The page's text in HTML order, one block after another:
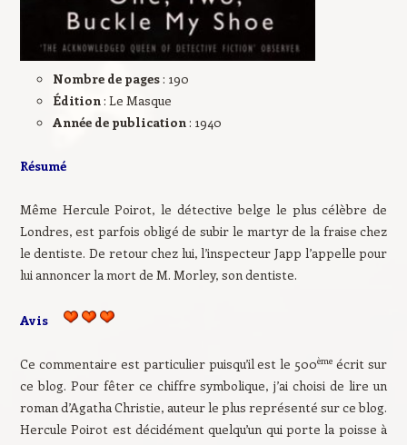
Nombre de pages: 190
Édition: Le Masque
Année de publication: 1940
Résumé
Même Hercule Poirot, le détective belge le plus célèbre de
Londres, est parfois obligé de subir le martyr de la fraise chez
le dentiste. De retour chez lui, l’inspecteur Japp l’appelle pour
lui annoncer la mort de M. Morley, son dentiste.
Avis
Ce commentaire est particulier puisqu’il est le 500ème écrit sur
ce blog. Pour fêter ce chiffre symbolique, j’ai choisi de lire un
roman d’Agatha Christie, auteur le plus représenté sur ce blog.
Hercule Poirot est décidément quelqu’un qui porte la poisse à